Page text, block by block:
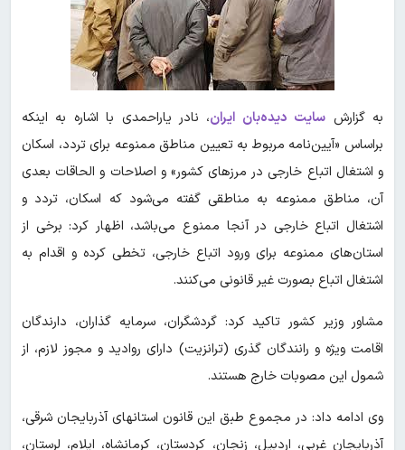
به گزارش سایت دیده‌بان ایران، نادر یاراحمدی با اشاره به اینکه
براساس «آیین‌نامه مربوط به تعیین مناطق ممنوعه برای تردد، اسکان
و اشتغال اتباع خارجی در مرزهای کشور» و اصلاحات و الحاقات بعدی
آن، مناطق ممنوعه به مناطقی گفته می‌شود که اسکان، تردد و
اشتغال اتباع خارجی در آنجا ممنوع می‌باشد، اظهار کرد: برخی از
استان‌های ممنوعه برای ورود اتباع خارجی، تخطی کرده و اقدام به
اشتغال اتباع بصورت غیر قانونی می‌کنند.
مشاور وزیر کشور تاکید کرد: گردشگران، سرمایه گذاران، دارندگان
اقامت ویژه و رانندگان گذری (ترانزیت) دارای روادید و مجوز لازم، از
شمول این مصوبات خارج هستند.
وی ادامه داد: در مجموع طبق این قانون استانهای آذربایجان شرقی،
آذربایجان غربی، اردبیل، زنجان، کردستان، کرمانشاه، ایلام، لرستان،